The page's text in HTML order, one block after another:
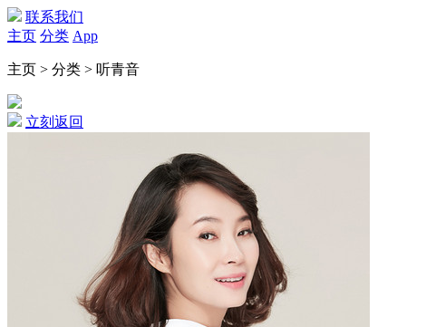
联系我们
主页 分类 App
主页 > 分类 > 听青音
立刻返回